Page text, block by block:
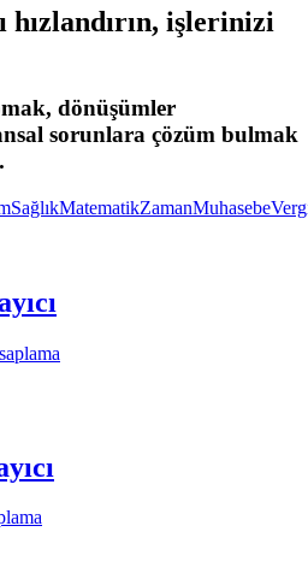
hızlandırın, işlerinizi
dönüşümler
sorunlara çözüm bulmak
SağlıkMatematikZamanMuhasebe